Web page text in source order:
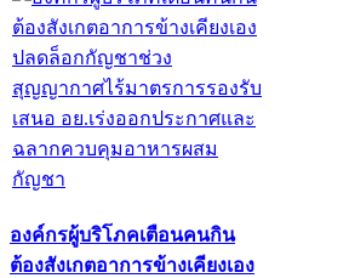
องค์กรผู้บริโภคเตือนคนกิน
ต้องสังเกตอาการข้างเคียงเอง